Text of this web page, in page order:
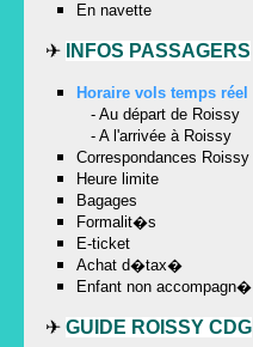
En navette
✈ INFOS PASSAGERS
Horaire vols temps réel
- Au départ de Roissy
- A l'arrivée à Roissy
Correspondances Roissy
Heure limite
Bagages
Formalit�s
E-ticket
Achat d�tax�
Enfant non accompagn�
✈ GUIDE ROISSY CDG